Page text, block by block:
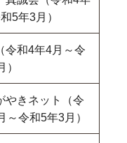
5年3月）
令和4年4月～令
）
やきネット（令
～令和5年3月）